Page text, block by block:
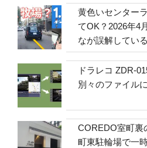
黄色いセンター
てOK？2026年4
なが誤解してい
ドラレコ ZDR-
別々のファイル
COREDO室町裏
町東駐輪場で一